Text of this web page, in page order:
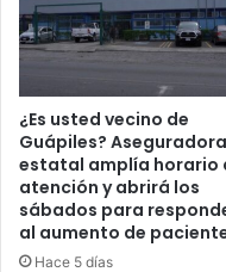
¿Es usted vecino de
Guápiles? Aseguradora
estatal amplía horario
atención y abrirá los
sábados para
al aumento de
Hace 5 días